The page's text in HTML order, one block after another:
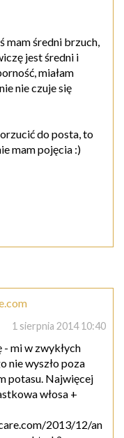
mam średni brzuch,
jest średni i
miałam
nie czuje się
do posta, to
mam pojęcia :)
1 sierpnia 2014 10:40
mi w zwykłych
nie wyszło poza
potasu. Najwięcej
włosa +
2013/12/an